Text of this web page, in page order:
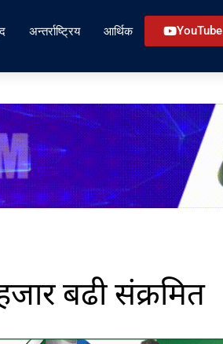
अन्तर्राष्ट्रिय आर्थिक YouTube
बढी संक्रमित